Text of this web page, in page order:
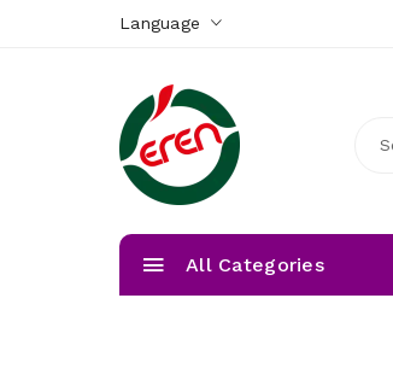
Language
All Categories